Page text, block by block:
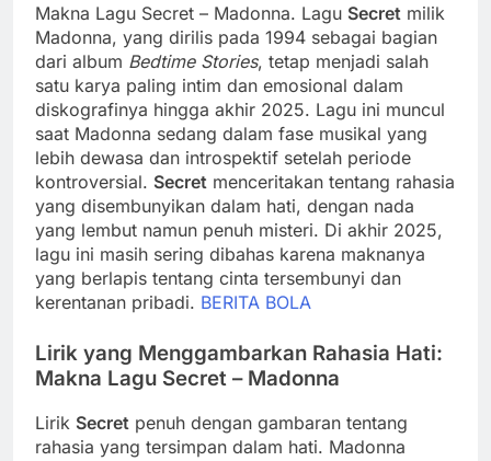
Makna Lagu Secret – Madonna. Lagu Secret milik
Madonna, yang dirilis pada 1994 sebagai bagian
dari album Bedtime Stories, tetap menjadi salah
satu karya paling intim dan emosional dalam
diskografinya hingga akhir 2025. Lagu ini muncul
saat Madonna sedang dalam fase musikal yang
lebih dewasa dan introspektif setelah periode
kontroversial. Secret menceritakan tentang rahasia
yang disembunyikan dalam hati, dengan nada
yang lembut namun penuh misteri. Di akhir 2025,
lagu ini masih sering dibahas karena maknanya
yang berlapis tentang cinta tersembunyi dan
kerentanan pribadi. BERITA BOLA
Lirik yang Menggambarkan Rahasia Hati:
Makna Lagu Secret – Madonna
Lirik Secret penuh dengan gambaran tentang
rahasia yang tersimpan dalam hati. Madonna